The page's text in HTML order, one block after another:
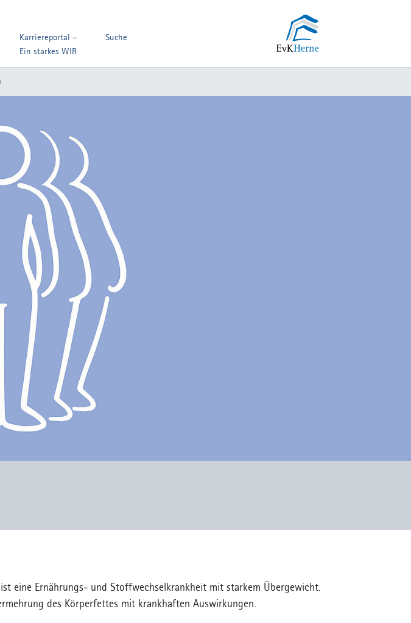
Karriereportal –
Ein starkes WIR
Suche
eine Ernährungs- und Stoffwechselkrankheit mit starkem Übergewicht.
des Körperfettes mit krankhaften Auswirkungen.